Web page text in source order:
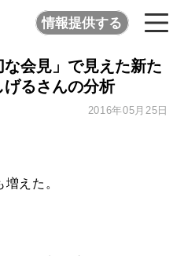
情報提供する
会見」で見えた新た
るさんの分析
2016年05月25日
えた。